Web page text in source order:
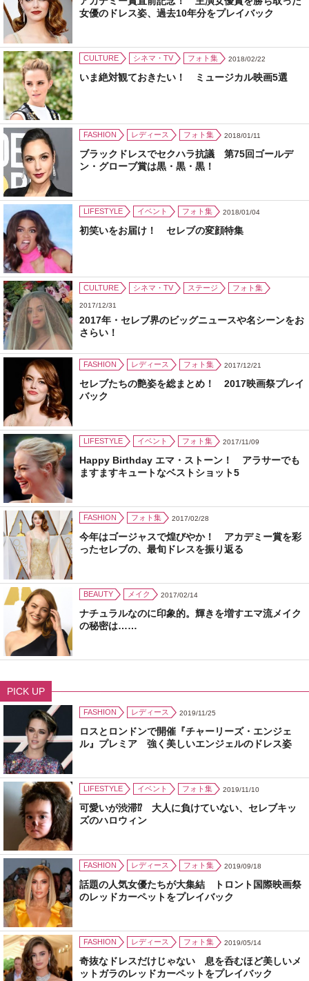
女優のドレス姿、過去10年分をプレイバック
CULTURE シネマ・TV フォト集 2018/02/22
いま絶対観ておきたい！ ミュージカル映画5選
FASHION レディース フォト集 2018/01/11
ブラックドレスでセクハラ抗議 第75回ゴールデ
ン・グローブ賞は黒・黒・黒！
LIFESTYLE イベント フォト集 2018/01/04
初笑いをお届け！ セレブの変顔特集
CULTURE シネマ・TV ステージ フォト集
2017/12/31
2017年・セレブ界のビッグニュースや名シーンをお
さらい！
FASHION レディース フォト集 2017/12/21
セレブたちの艶姿を総まとめ！ 2017映画祭プレイ
バック
LIFESTYLE イベント フォト集 2017/11/09
Happy Birthday エマ・ストーン！ アラサーでも
ますますキュートなベストショット5
FASHION フォト集 2017/02/28
今年はゴージャスで煌びやか！ アカデミー賞を彩
ったセレブの、最旬ドレスを振り返る
BEAUTY メイク 2017/02/14
ナチュラルなのに印象的。輝きを増すエマ流メイク
の秘密は……
PICK UP
FASHION レディース 2019/11/25
ロスとロンドンで開催『チャーリーズ・エンジェ
ル』プレミア 強く美しいエンジェルのドレス姿
LIFESTYLE イベント フォト集 2019/11/10
可愛いが渋滞⁉ 大人に負けていない、セレブキッ
ズのハロウィン
FASHION レディース フォト集 2019/09/18
話題の人気女優たちが大集結 トロント国際映画祭
のレッドカーペットをプレイバック
FASHION レディース フォト集 2019/05/14
奇抜なドレスだけじゃない 息を呑むほど美しいメ
ットガラのレッドカーペットをプレイバック